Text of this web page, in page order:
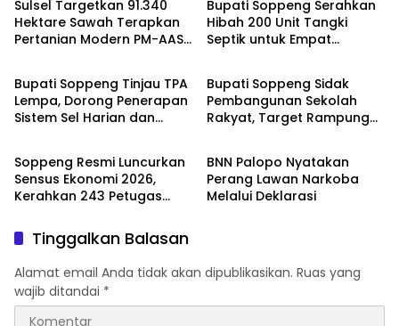
Sulsel Targetkan 91.340
Hektare Sawah Terapkan
Pertanian Modern PM-AAS
Bupati Soppeng Serahkan
Hibah 200 Unit Tangki
Septik untuk Empat
Daerah
Bupati Soppeng Tinjau TPA
Lempa, Dorong Penerapan
Sistem Sel Harian dan
Daerah
Bupati Soppeng Sidak
Pembangunan Sekolah
Rakyat, Target Rampung
Daerah
Soppeng Resmi Luncurkan
Sensus Ekonomi 2026,
Kerahkan 243 Petugas
Daerah
BNN Palopo Nyatakan
Perang Lawan Narkoba
Melalui Deklarasi
Tinggalkan Balasan
Alamat email Anda tidak akan dipublikasikan. Ruas yang
wajib ditandai *